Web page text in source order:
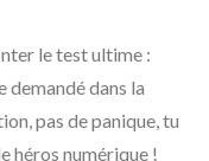
le test ultime :
demandé dans la
pas de panique, tu
héros numérique !